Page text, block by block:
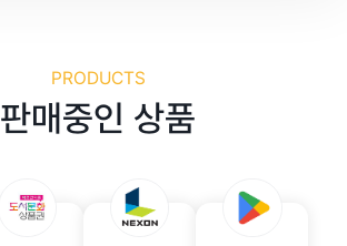
PRODUCTS
판매중인 상품